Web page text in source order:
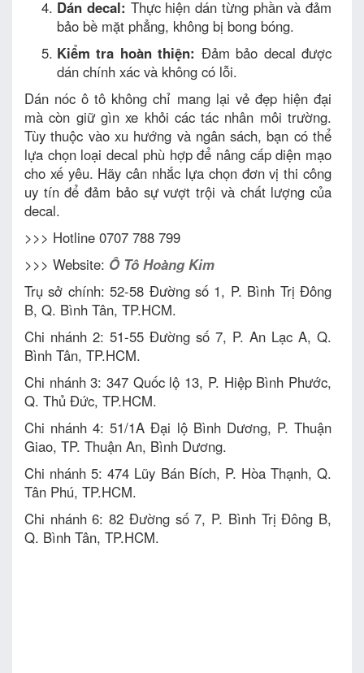
Dán decal: Thực hiện dán từng phần và đảm
bảo bề mặt phẳng, không bị bong bóng.
Kiểm tra hoàn thiện: Đảm bảo decal được
dán chính xác và không có lỗi.
Dán nóc ô tô không chỉ mang lại vẻ đẹp hiện đại
mà còn giữ gìn xe khỏi các tác nhân môi trường.
Tùy thuộc vào xu hướng và ngân sách, bạn có thể
lựa chọn loại decal phù hợp để nâng cấp diện mạo
cho xế yêu. Hãy cân nhắc lựa chọn đơn vị thi công
uy tín để đảm bảo sự vượt trội và chất lượng của
decal.
>>> Hotline 0707 788 799
>>> Website: Ô Tô Hoàng Kim
Trụ sở chính: 52-58 Đường số 1, P. Bình Trị Đông
B, Q. Bình Tân, TP.HCM.
Chi nhánh 2: 51-55 Đường số 7, P. An Lạc A, Q.
Bình Tân, TP.HCM.
Chi nhánh 3: 347 Quốc lộ 13, P. Hiệp Bình Phước,
Q. Thủ Đức, TP.HCM.
Chi nhánh 4: 51/1A Đại lộ Bình Dương, P. Thuận
Giao, TP. Thuận An, Bình Dương.
Chi nhánh 5: 474 Lũy Bán Bích, P. Hòa Thạnh, Q.
Tân Phú, TP.HCM.
Chi nhánh 6: 82 Đường số 7, P. Bình Trị Đông B,
Q. Bình Tân, TP.HCM.